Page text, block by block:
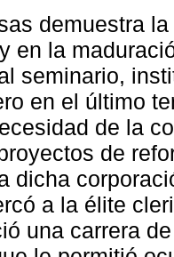
demuestra
en la
seminario,
en el último
de la
de
dicha
a la élite
una carrera